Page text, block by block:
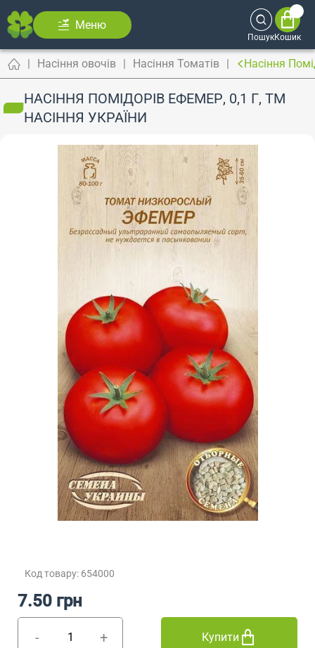
Меню
ПошукКошик
Насіння овочів Насіння Томатів Насіння
НАСІННЯ ПОМІДОРІВ ЕФЕМЕР, 0,1 Г, ТМ
НАСІННЯ УКРАЇНИ
Код товару: 654000
- +
7.50 грн
Купити